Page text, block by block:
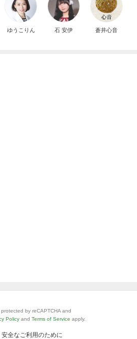
ゆうこりん 石 安伊 蒼井心音
by reCAPTCHA and
Policy and Terms of Service apply.
安全なご利用のために